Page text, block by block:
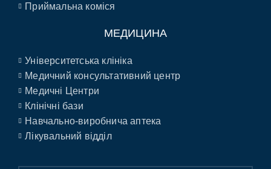
Приймальна коміся
МЕДИЦИНА
Університетська клініка
Медичний консультативний центр
Медичні Центри
Клінічні бази
Навчально-виробнича аптека
Лікувальний відділ